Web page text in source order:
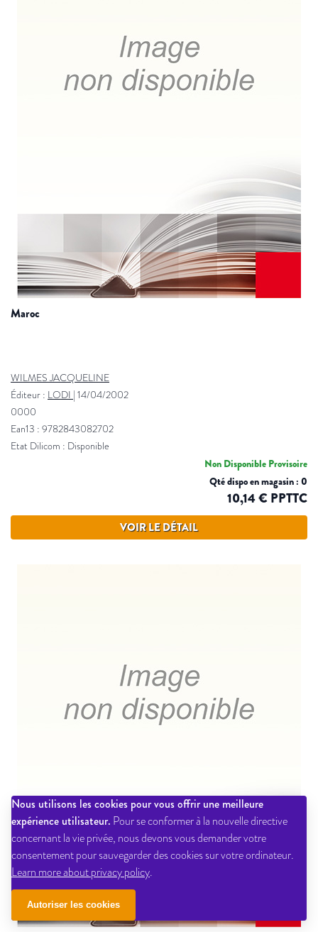
Nous utilisons les cookies pour vous offrir une meilleure
expérience utilisateur. Pour se conformer à la nouvelle directive
concernant la vie privée, nous devons vous demander votre
consentement pour sauvegarder des cookies sur votre ordinateur.
Learn more about privacy policy.
Autoriser les cookies
maroc
WILMES JACQUELINE
Éditeur : LODI | 14/04/2002
0000
Ean13 : 9782843082702
Etat Dilicom : Disponible
Non Disponible Provisoire
Qté dispo en magasin : 0
10,14 € PPTTC
VOIR LE DÉTAIL